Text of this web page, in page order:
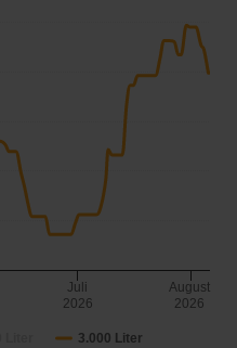
3.000 Liter
Juli
2026
August
2026